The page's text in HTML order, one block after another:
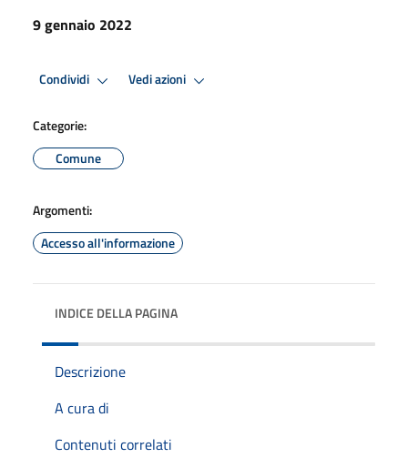
9 gennaio 2022
Condividi Vedi azioni
Categorie:
Comune
Argomenti:
Accesso all'informazione
INDICE DELLA PAGINA
Descrizione
A cura di
Contenuti correlati